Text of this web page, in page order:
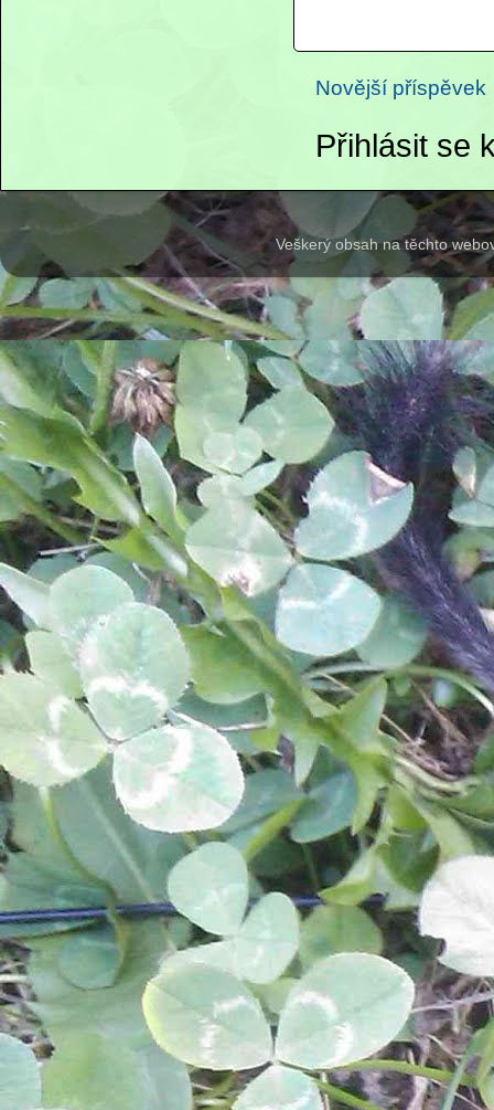
Novější příspěvek
Přihlásit se
Veškerý obsah na těchto